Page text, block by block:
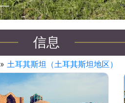
信息
» 土耳其斯坦（土耳其斯坦地区）